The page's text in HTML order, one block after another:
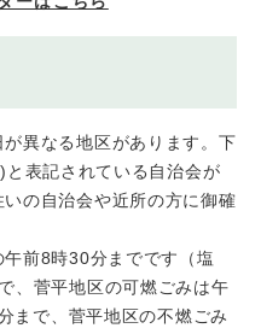
異なる地区があります。下
表記されている自治会が
の自治会や近所の方に御確
前8時30分までです（塩
、菅平地区の可燃ごみは午
まで、菅平地区の不燃ごみ